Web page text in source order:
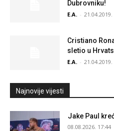
Dubrovniku!
E.A. - 21.04.2019.
Cristiano
sletio u
E.A. - 21.04.2019.
Najnovije vijesti
Jake Paul
08.08.2026. 17:44